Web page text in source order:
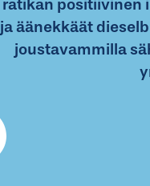
ratikan positiivinen
ja äänekkäät
joustavammilla